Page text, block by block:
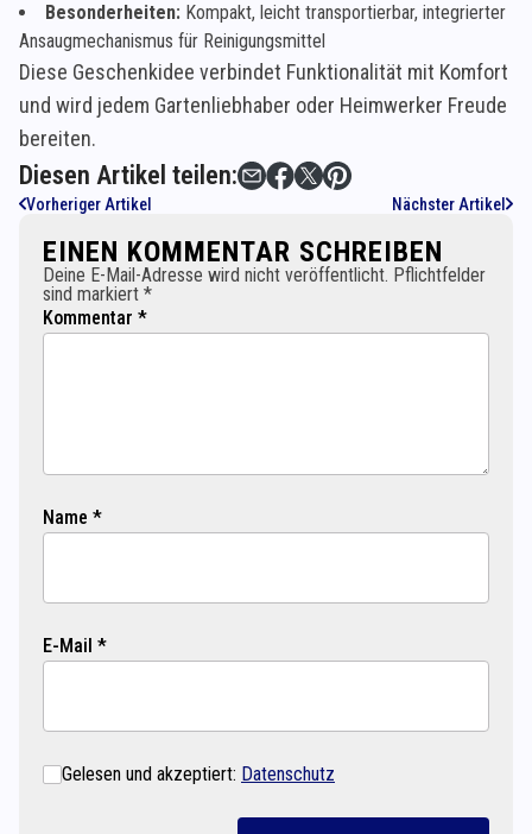
Besonderheiten: Kompakt, leicht transportierbar, integrierter
Ansaugmechanismus für Reinigungsmittel
Diese Geschenkidee verbindet Funktionalität mit Komfort
und wird jedem Gartenliebhaber oder Heimwerker Freude
bereiten.
Diesen Artikel teilen:
Vorheriger Artikel Nächster Artikel
EINEN KOMMENTAR SCHREIBEN
Deine E-Mail-Adresse wird nicht veröffentlicht. Pflichtfelder
sind markiert *
Kommentar *
Name *
E-Mail *
Gelesen und akzeptiert: Datenschutz